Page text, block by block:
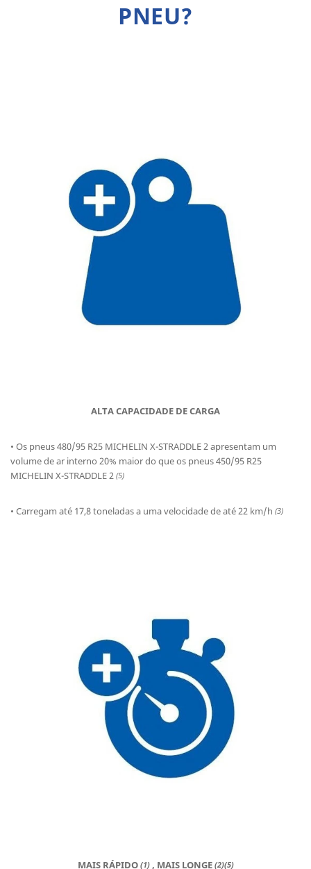
PNEU?
ALTA CAPACIDADE DE CARGA
• Os pneus 480/95 R25 MICHELIN X-STRADDLE 2 apresentam um
volume de ar interno 20% maior do que os pneus 450/95 R25
MICHELIN X-STRADDLE 2 (5)
• Carregam até 17,8 toneladas a uma velocidade de até 22 km/h (3)
MAIS RÁPIDO(1), MAIS LONGE (2)(5)